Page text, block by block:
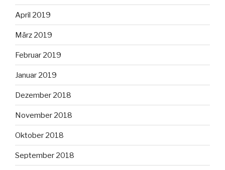
April 2019
März 2019
Februar 2019
Januar 2019
Dezember 2018
November 2018
Oktober 2018
September 2018